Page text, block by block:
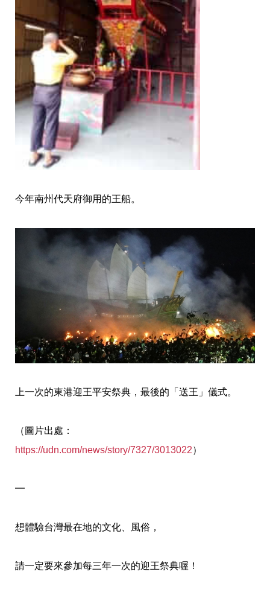
今年南州代天府御用的王船。
上一次的東港迎王平安祭典，最後的「送王」儀式。
（圖片出處：
https://udn.com/news/story/7327/3013022）
━
想體驗台灣最在地的文化、風俗，
請一定要來參加每三年一次的迎王祭典喔！